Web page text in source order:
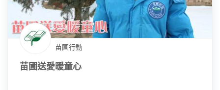
苗圃行動
苗圃送愛暖童心